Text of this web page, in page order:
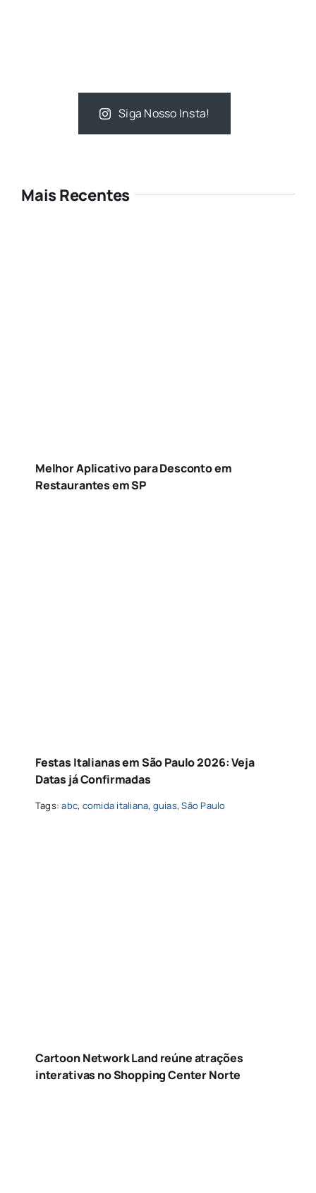
Siga Nosso Insta!
Mais Recentes
Melhor Aplicativo para Desconto em
Restaurantes em SP
Festas Italianas em São Paulo 2026: Veja
Datas já Confirmadas
Tags:abc, comida italiana, guias,São Paulo
Cartoon Network Land reúne atrações
interativas no Shopping Center Norte